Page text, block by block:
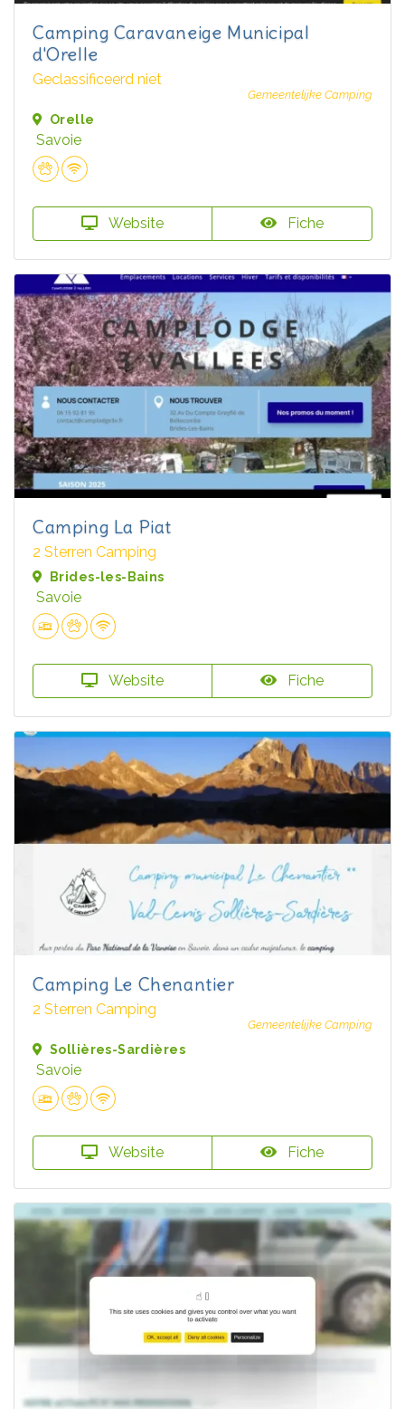
Camping Caravaneige Municipal
d'Orelle
Geclassificeerd niet
Gemeentelijke Camping
Orelle
Savoie
Website Fiche
Camping La Piat
2 Sterren Camping
Brides-les-Bains
Savoie
Website Fiche
Camping Le Chenantier
2 Sterren Camping
Gemeentelijke Camping
Sollières-Sardières
Savoie
Website Fiche